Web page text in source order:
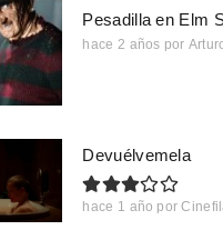
Pesadilla en Elm
hace 2 años por
Devuélvemela
hace 1 año por